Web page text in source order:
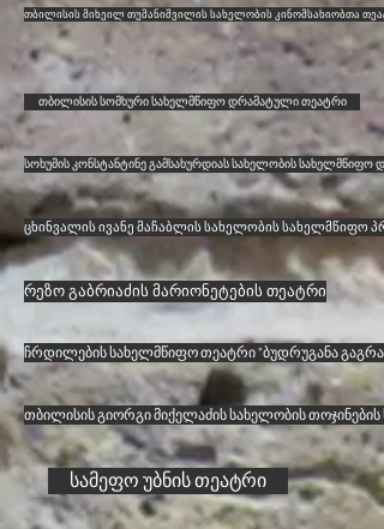
თბილისის მიხეილ თუმანიშვილის სახელობის კინომსახიობთა
თბილისის სომხური სახელმწიფო დრამატული თეატრი
სოხუმის კონსტანტინე გამსახურდიას სახელობის სახელმწიფო
ცხინვალის ივანე მაჩაბლის სახელობის
რეზო გაბრიაძის მარიონეტების თეატრი
ჩრდილების სახელმწიფო თეატრი "ბუდრუგანა გაგრა"
თბილისის გიორგი მიქელაძის სახელობის
სამეფო უბნის თეატრი